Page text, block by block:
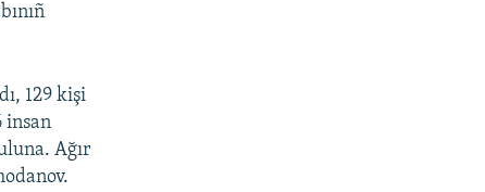
129 kişi
insan
Ağır